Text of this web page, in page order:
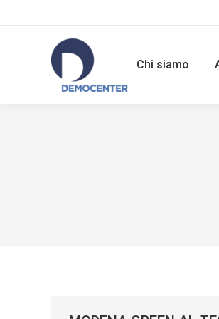
Chi siamo